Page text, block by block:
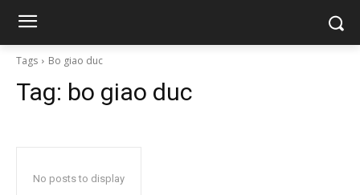
Tags Bo giao duc
Tag: bo giao duc
No posts to display